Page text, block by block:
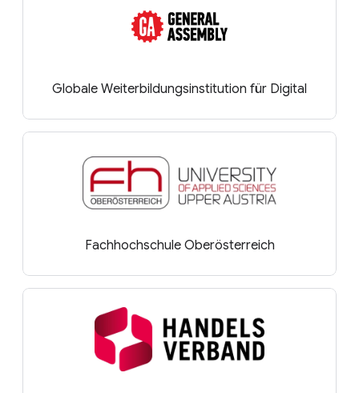
Globale Weiterbildungsinstitution für Digital
Fachhochschule Oberösterreich